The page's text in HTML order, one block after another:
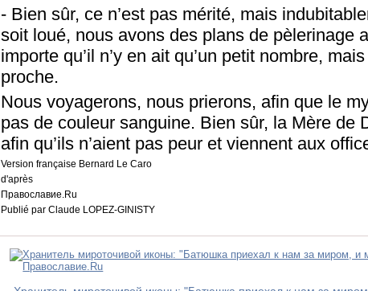
- Bien sûr, ce n’est pas mérité, mais
soit loué, nous avons des plans de pèlerinage
importe qu’il n’y en ait qu’un petit nombre,
proche.
Nous voyagerons, nous prierons, afin que le
pas de couleur sanguine. Bien sûr, la Mère de
afin qu’ils n’aient pas peur et viennent aux
Version française Bernard Le Caro
d'après
Православие.Ru
Publié par Claude LOPEZ-GINISTY